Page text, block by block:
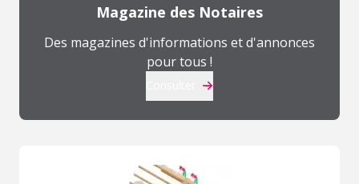
Magazine des Notaires
Des magazines d'informations et d'annonces
pour tous !